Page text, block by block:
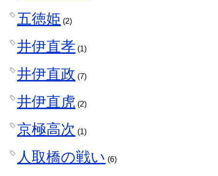
五徳姫 (2)
井伊直孝 (1)
井伊直政 (7)
井伊直虎 (2)
京極高次 (1)
人取橋の戦い (6)